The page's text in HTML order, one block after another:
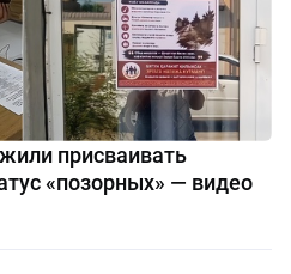
присваивать
«позорных» — видео